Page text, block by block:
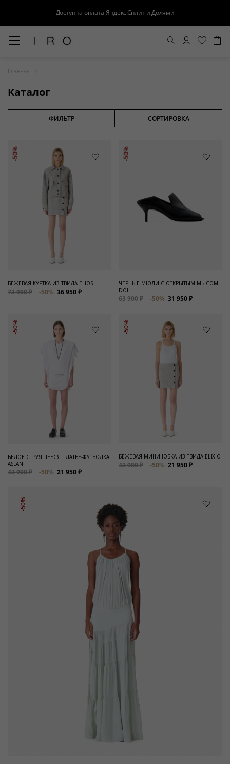
Доступна оплата Яндекс.Сплит и Долями
Главная
Каталог
Распродажа
Для нее
ФИЛЬТР СОРТИРОВКА
-50%
БЕЖЕВАЯ КУРТКА ИЗ ТВИДА ELIOS
73 900 ₽ -50% 36 950 ₽
-50%
ЧЕРНЫЕ МЮЛИ С ОТКРЫТЫМ МЫСОМ
DOLL
63 900 ₽ -50% 31 950 ₽
-50%
БЕЛОЕ СТРУЯЩЕЕСЯ ПЛАТЬЕ-ФУТБОЛКА
ASLAN
43 900 ₽ -50% 21 950 ₽
-50%
БЕЖЕВАЯ МИНИ-ЮБКА ИЗ ТВИДА ELIXIO
43 900 ₽ -50% 21 950 ₽
-50%